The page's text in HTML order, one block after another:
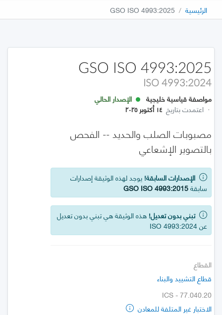
الرئيسية GSO ISO 4993:2025
GSO ISO 4993:2025
ISO 4993:2024
مواصفة قياسية خليجية
الإصدار الحالي
· اعتمدت بتاريخ ١٤ أكتوبر ٢٠٢٥
مصبوبات الصلب والحديد -- الفحص
بالتصوير الإشعاعي
الإصدارات السابقة! يوجد لهذه الوثيقة إصدارات
سابقةGSO ISO 4993:2015
تبني بدون تعديل! هذه الوثيقة هي تبني بدون تعديل
عن ISO 4993:2024
القطاع
قطاع التشييد والبناء
ICS - 77.040.20
الاختبار غير المتلفة للمعادن